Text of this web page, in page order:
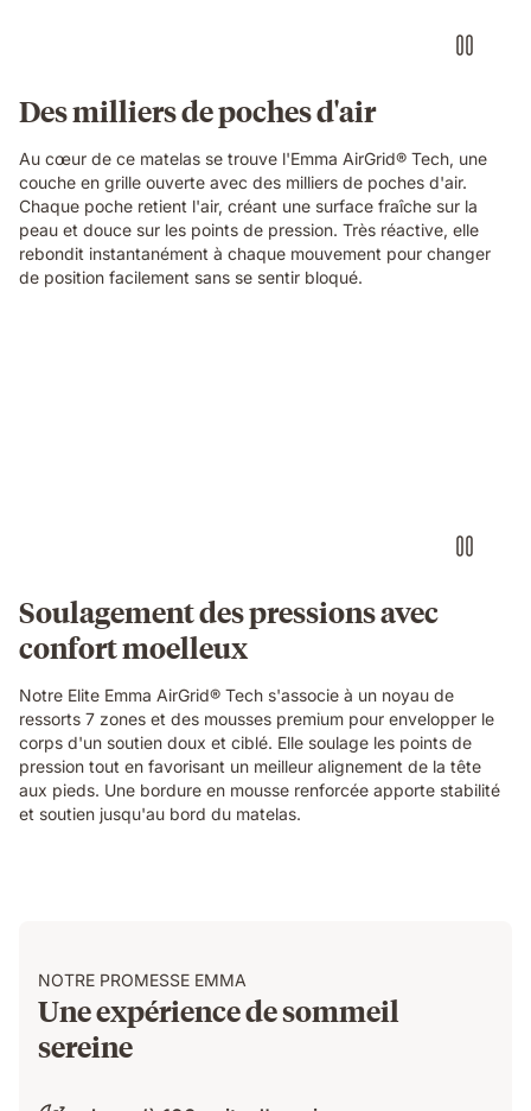
fibrous
showing
the
material
technology
of
the
Des milliers de poches d'air
Au cœur de ce matelas se trouve l'Emma AirGrid® Tech, une
couche en grille ouverte avec des milliers de poches d'air.
Chaque poche retient l'air, créant une surface fraîche sur la
peau et douce sur les points de pression. Très réactive, elle
rebondit instantanément à chaque mouvement pour changer
de position facilement sans se sentir bloqué.
foam
layer
of
the
Emma
Original
Elite
mattress,
demonstrating
Soulagement des pressions avec
confort moelleux
Notre Elite Emma AirGrid® Tech s'associe à un noyau de
ressorts 7 zones et des mousses premium pour envelopper le
corps d'un soutien doux et ciblé. Elle soulage les points de
pression tout en favorisant un meilleur alignement de la tête
aux pieds. Une bordure en mousse renforcée apporte stabilité
et soutien jusqu'au bord du matelas.
NOTRE PROMESSE EMMA
Une expérience de sommeil
sereine